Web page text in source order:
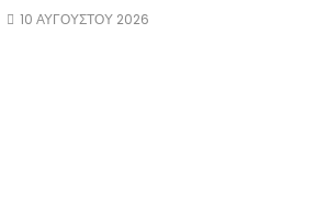
10 ΑΥΓΟΎΣΤΟΥ 2026